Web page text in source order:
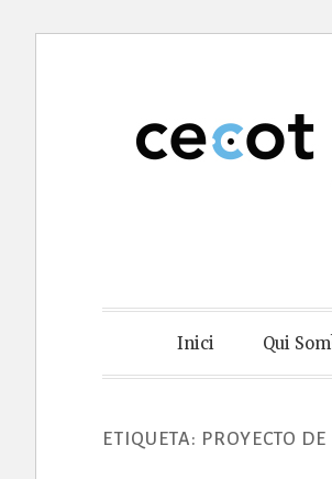
Cecot
Inici Qui
ETIQUETA: PROYECTO